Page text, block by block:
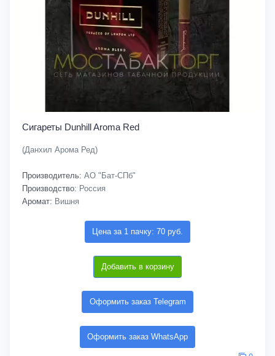
Сигареты Dunhill Aroma Red
(Данхил Арома Ред)
Производитель: АО "Бат-СПб"
Производство: Россия
Аромат: Вишня
Цена за 1 пачку: 70 руб.
Добавить в корзину
Оформить заказ Telegram
Оформить заказ WhatsApp